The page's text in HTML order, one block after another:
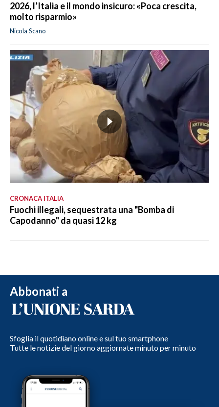
2026, l’Italia e il mondo insicuro: «Poca crescita,
molto risparmio»
Nicola Scano
CRONACA ITALIA
Fuochi illegali, sequestrata una "Bomba di
Capodanno" da quasi 12 kg
Abbonati a
Sfoglia il quotidiano online e sul tuo smartphone
Tutte le notizie del giorno aggiornate minuto per minuto